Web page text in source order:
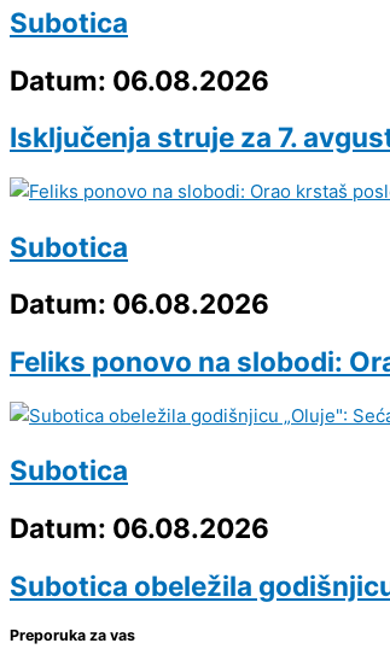
Subotica
Datum: 06.08.2026
Isključenja struje za 7.
Subotica
Datum: 06.08.2026
Feliks ponovo na slobodi:
Subotica
Datum: 06.08.2026
Subotica obeležila
Preporuka za vas